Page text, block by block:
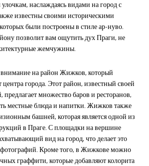
наслаждаясь видами на город с
известны своими историческими
были построены в стиле ар-нуво.
позволит вам ощутить дух Праги, не
жемчужины.
внимание на район Жижков, который
центра города. Этот район, известный своей
множество баров и ресторанов,
местные блюда и напитки. Жижков также
башней, которая является одной из
в Праге. С площадки на вершине
вид на город, что делает это
Кроме того, в Жижкове можно
граффити, которые добавляют колорита